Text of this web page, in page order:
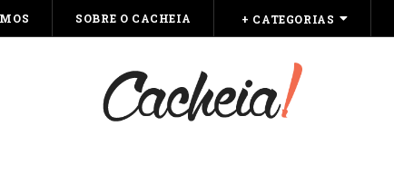
SOBRE O CACHEIA + CATEGORIAS